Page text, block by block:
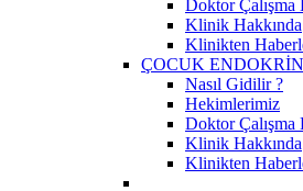
Doktor
Klinik Hakkında
Klinikten
ÇOCUK
Nasıl Gidilir ?
Hekimlerimiz
Doktor
Klinik Hakkında
Klinikten